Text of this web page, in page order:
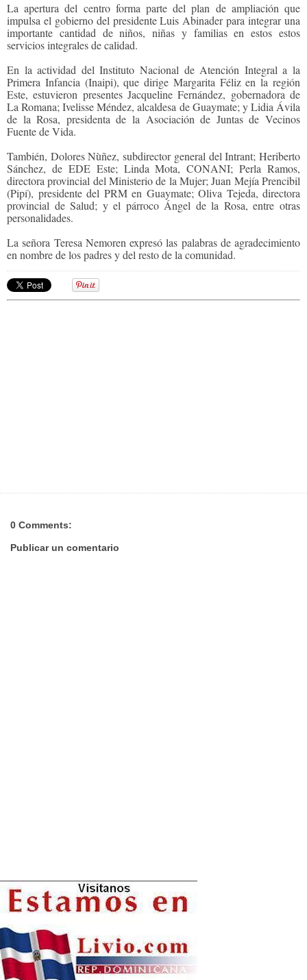
La apertura del centro forma parte del plan de ampliación que
impulsa el gobierno del presidente Luis Abinader para integrar una
importante cantidad de niños, niñas y familias en estos estos
servicios integrales de calidad.
En la actividad del Instituto Nacional de Atención Integral a la
Primera Infancia (Inaipi), que dirige Margarita Féliz en la región
Este, estuvieron presentes Jacqueline Fernández, gobernadora de
La Romana; Ivelisse Méndez, alcaldesa de Guaymate; y Lidia Ávila
de la Rosa, presidenta de la Asociación de Juntas de Vecinos
Fuente de Vida.
También, Dolores Nùñez, subdirector general del Intrant; Heriberto
Sánchez, de EDE Este; Linda Mota, CONANI; Perla Ramos,
directora provincial del Ministerio de la Mujer; Juan Mejía Prencibil
(Pipí), presidente del PRM en Guaymate; Oliva Tejeda, directora
provincial de Salud; y el párroco Ángel de la Rosa, entre otras
personalidades.
La señora Teresa Nemoren expresó las palabras de agradecimiento
en nombre de los padres y del resto de la comunidad.
0 Comments:
Publicar un comentario